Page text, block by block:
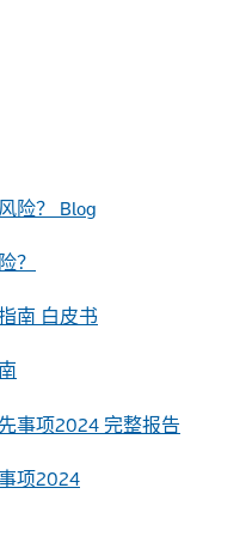
Blog
？
白皮书
完整报告
项2024